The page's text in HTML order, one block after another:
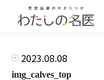
2023.08.08
img_calves_top